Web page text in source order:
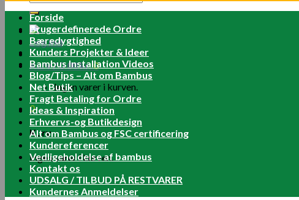
efter:
Log ind
Kurv /0.00kr.0
Ingen varer i kurven.
0
Kurv
Ingen varer i kurven.
Forside
Brugerdefinerede Ordre
Bæredygtighed
Kunders Projekter & Ideer
Bambus Installation Videos
Blog/Tips – Alt om Bambus
Net Butik
Fragt Betaling for Ordre
Ideas & Inspiration
Erhvervs-og Butikdesign
Alt om Bambus og FSC certificering
Kundereferencer
Vedligeholdelse af bambus
Kontakt os
UDSALG / TILBUD PÅ RESTVARER
Kundernes Anmeldelser